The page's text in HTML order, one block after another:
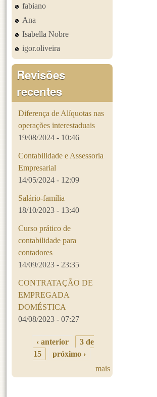
fabiano
Ana
Isabella Nobre
igor.oliveira
Revisões
recentes
Diferença de Alíquotas nas
operações interestaduais
19/08/2024 - 10:46
Contabilidade e Assessoria
Empresarial
14/05/2024 - 12:09
Salário-família
18/10/2023 - 13:40
Curso prático de
contabilidade para
contadores
14/09/2023 - 23:35
CONTRATAÇÃO DE
EMPREGADA
DOMÉSTICA
04/08/2023 - 07:27
‹ anterior
3 de
15
próximo ›
mais